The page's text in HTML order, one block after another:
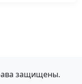
защищены.